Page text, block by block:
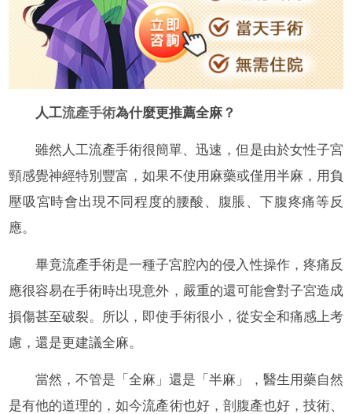
人工流產手術為什麼更推薦全麻？
雖然人工流產手術很簡單、迅速，但是由於女性子宮
頸感覺神經特別豐富，如果不使用麻藥或僅用半麻，用負
壓吸宮時會出現不同程度的腰酸、腹脹、下腹疼痛等反
應。
畢竟流產手術是一種子宮腔內的侵入性操作，疼痛反
應很容易在手術時出現意外，嚴重的還可能會對子宮造成
損傷甚至破裂。所以，即使手術很小，從安全和痛感上考
慮，還是更建議全麻。
當然，不管是「全麻」還是「半麻」，醫生用藥自然
是有他的道理的，如今流產術也好，剖腹產也好，技術、